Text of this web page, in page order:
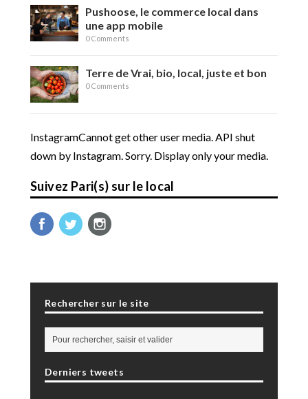
Pushoose, le commerce local dans
une app mobile
0 Comments
Terre de Vrai, bio, local, juste et bon
0 Comments
InstagramCannot get other user media. API shut
down by Instagram. Sorry. Display only your media.
Suivez Pari(s) sur le local
Rechercher sur le site
Derniers tweets